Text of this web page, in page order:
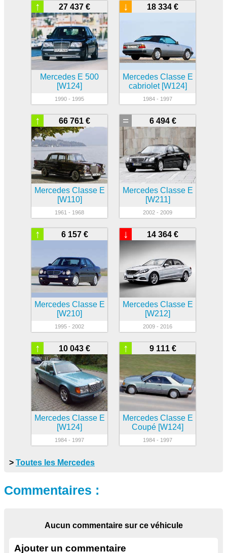
27 437 €
↑
Mercedes E 500
[W124]
1990 - 1995
18 334 €
↓
Mercedes Classe E
cabriolet [W124]
1984 - 1997
66 761 €
↑
Mercedes Classe E
[W110]
1961 - 1968
6 494 €
=
Mercedes Classe E
[W211]
2002 - 2009
6 157 €
↑
Mercedes Classe E
[W210]
1995 - 2002
14 364 €
↓
Mercedes Classe E
[W212]
2009 - 2016
10 043 €
↑
Mercedes Classe E
[W124]
1984 - 1997
9 111 €
↑
Mercedes Classe E
Coupé [W124]
1984 - 1997
> Toutes les Mercedes
Commentaires :
Aucun commentaire sur ce véhicule
Ajouter un commentaire